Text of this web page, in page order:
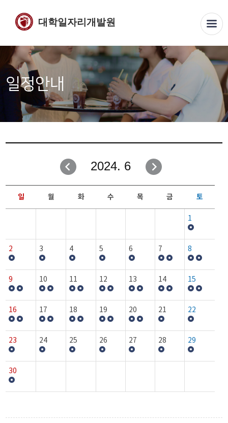
대학일자리개발원
일정안내
2024. 6
일 월 화 수 목 금 토
1
2 3 4 5 6 7 8
9 10 11 12 13 14 15
16 17 18 19 20 21 22
23 24 25 26 27 28 29
30